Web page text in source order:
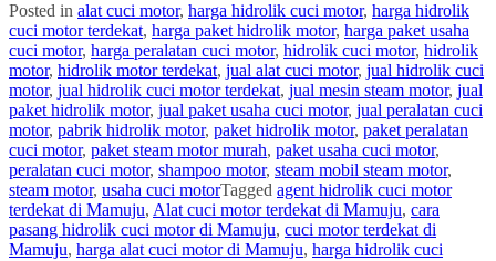
Posted in alat cuci motor, harga hidrolik cuci motor, harga hidrolik
cuci motor terdekat, harga paket hidrolik motor, harga paket usaha
cuci motor, harga peralatan cuci motor, hidrolik cuci motor, hidrolik
motor, hidrolik motor terdekat, jual alat cuci motor, jual hidrolik cuci
motor, jual hidrolik cuci motor terdekat, jual mesin steam motor, jual
paket hidrolik motor, jual paket usaha cuci motor, jual peralatan cuci
motor, pabrik hidrolik motor, paket hidrolik motor, paket peralatan
cuci motor, paket steam motor murah, paket usaha cuci motor,
peralatan cuci motor, shampoo motor, steam mobil steam motor,
steam motor, usaha cuci motorTagged agent hidrolik cuci motor
terdekat di Mamuju, Alat cuci motor terdekat di Mamuju, cara
pasang hidrolik cuci motor di Mamuju, cuci motor terdekat di
Mamuju, harga alat cuci motor di Mamuju, harga hidrolik cuci